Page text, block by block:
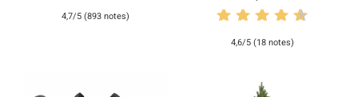
4,7/5 (893 notes)
4,6/5 (18 notes)